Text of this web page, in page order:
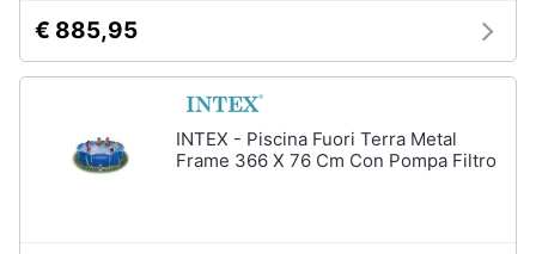
Lavatoio
€ 885,95
INTEX - Piscina Fuori Terra Metal
Frame 366 X 76 Cm Con Pompa Filtro